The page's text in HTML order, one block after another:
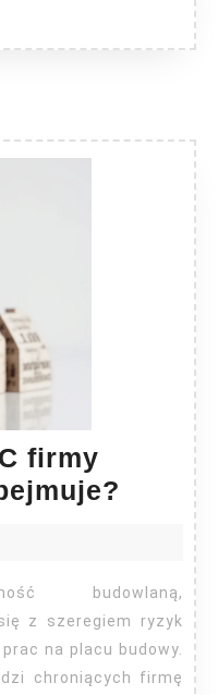
firmy
co
z szeregiem ryzyk
na placu budowy.
chroniących firmę